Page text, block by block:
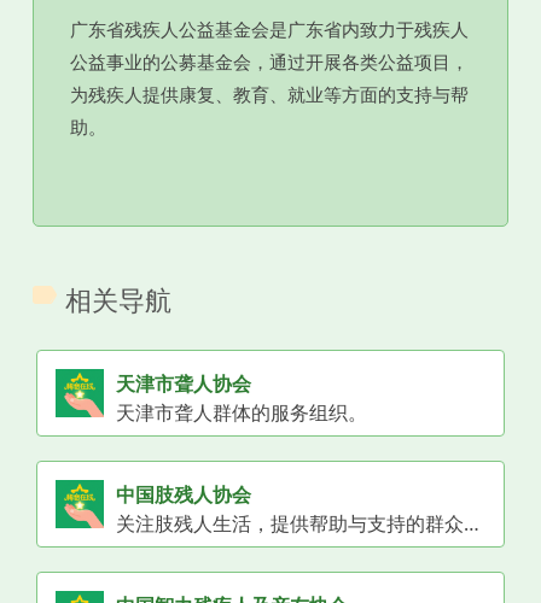
广东省残疾人公益基金会是广东省内致力于残疾人
公益事业的公募基金会，通过开展各类公益项目，
为残疾人提供康复、教育、就业等方面的支持与帮
助。
相关导航
天津市聋人协会
天津市聋人群体的服务组织。
中国肢残人协会
关注肢残人生活，提供帮助与支持的群众性组织。